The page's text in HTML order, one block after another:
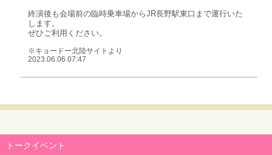
終演後も会場前の臨時乗車場からJR長野駅東口まで運行いた
します。
ぜひご利用ください。
※キョードー北陸サイトより
2023.06.06 07:47
トークイベント